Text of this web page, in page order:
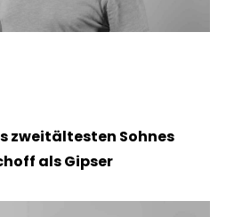
zweitältesten Sohnes
als Gipser